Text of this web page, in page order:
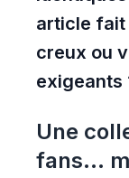
article fait
creux ou
exigeants
Une
fans...